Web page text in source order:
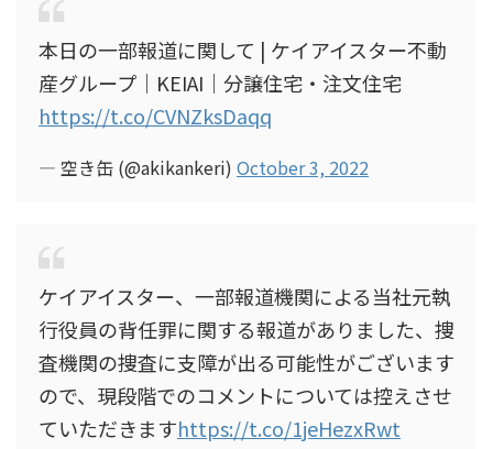
本日の一部報道に関して | ケイアイスター不動
産グループ｜KEIAI｜分譲住宅・注文住宅
https://t.co/CVNZksDaqq
— 空き缶 (@akikankeri) October 3, 2022
ケイアイスター、一部報道機関による当社元執
行役員の背任罪に関する報道がありました、捜
査機関の捜査に支障が出る可能性がございます
ので、現段階でのコメントについては控えさせ
ていただきますhttps://t.co/1jeHezxRwt